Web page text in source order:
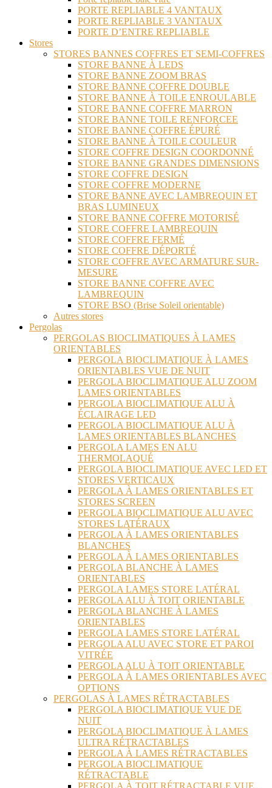
PORTE REPLIABLE 4 VANTAUX
PORTE REPLIABLE 3 VANTAUX
PORTE D’ENTRE REPLIABLE
Stores
STORES BANNES COFFRES ET SEMI-COFFRES
STORE BANNE À LEDS
STORE BANNE ZOOM BRAS
STORE BANNE COFFRE DOUBLE
STORE BANNE À TOILE ENROULABLE
STORE BANNE COFFRE MARRON
STORE BANNE TOILE RENFORCEE
STORE BANNE COFFRE ÉPURÉ
STORE BANNE À TOILE COULEUR
STORE COFFRE DESIGN COORDONNÉ
STORE BANNE GRANDES DIMENSIONS
STORE COFFRE DESIGN
STORE COFFRE MODERNE
STORE BANNE AVEC LAMBREQUIN ET
BRAS LUMINEUX
STORE BANNE COFFRE MOTORISÉ
STORE COFFRE LAMBREQUIN
STORE COFFRE FERMÉ
STORE COFFRE DÉPORTÉ
STORE COFFRE AVEC ARMATURE SUR-
MESURE
STORE BANNE COFFRE AVEC
LAMBREQUIN
STORE BSO (Brise Soleil orientable)
Autres stores
Pergolas
PERGOLAS BIOCLIMATIQUES À LAMES
ORIENTABLES
PERGOLA BIOCLIMATIQUE À LAMES
ORIENTABLES VUE DE NUIT
PERGOLA BIOCLIMATIQUE ALU ZOOM
LAMES ORIENTABLES
PERGOLA BIOCLIMATIQUE ALU À
ÉCLAIRAGE LED
PERGOLA BIOCLIMATIQUE ALU À
LAMES ORIENTABLES BLANCHES
PERGOLA LAMES EN ALU
THERMOLAQUÉ
PERGOLA BIOCLIMATIQUE AVEC LED ET
STORES VERTICAUX
PERGOLA À LAMES ORIENTABLES ET
STORES SCREEN
PERGOLA BIOCLIMATIQUE ALU AVEC
STORES LATÉRAUX
PERGOLA À LAMES ORIENTABLES
BLANCHES
PERGOLA À LAMES ORIENTABLES
PERGOLA BLANCHE À LAMES
ORIENTABLES
PERGOLA LAMES STORE LATÉRAL
PERGOLA ALU À TOIT ORIENTABLE
PERGOLA BLANCHE À LAMES
ORIENTABLES
PERGOLA LAMES STORE LATÉRAL
PERGOLA ALU AVEC STORE ET PAROI
VITRÉE
PERGOLA ALU À TOIT ORIENTABLE
PERGOLA À LAMES ORIENTABLES AVEC
OPTIONS
PERGOLAS À LAMES RÉTRACTABLES
PERGOLA BIOCLIMATIQUE VUE DE
NUIT
PERGOLA BIOCLIMATIQUE À LAMES
ULTRA RÉTRACTABLES
PERGOLA À LAMES RÉTRACTABLES
PERGOLA BIOCLIMATIQUE
RÉTRACTABLE
PERGOLA À TOIT RÉTRACTABLE VUE